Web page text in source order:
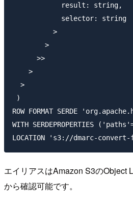
            result: string,
            selector: string
          >
        >
      >>
    >
  >
)
ROW FORMAT SERDE
WITH SERDEPROPERTIES
エイリアスはAmazon S3のObject
から確認可能です。